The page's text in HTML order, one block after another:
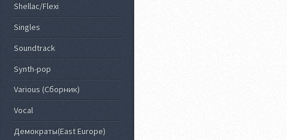
Shellac/Flexi
Singles
Soundtrack
Synth-pop
Various (Сборник)
Vocal
Демократы(East Europe)